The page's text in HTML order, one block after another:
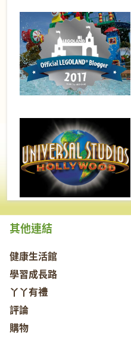
其他連結
健康生活館
學習成長路
丫丫有禮
評論
購物